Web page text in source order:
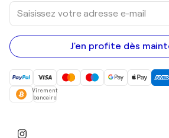
Saisissez
votre
adresse
e-
mail
J'en profite dès
Virement
bancaire